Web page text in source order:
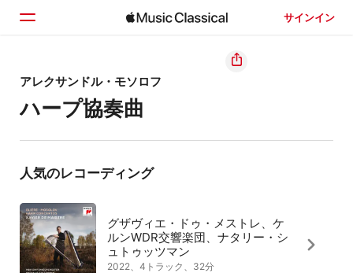
サインイン
ホーム
見つける
検索
アレクサンドル・モソロフ
ハープ協奏曲
人気のレコーディング
グザヴィエ・ドゥ・メストレ、ケ
ルンWDR交響楽団、ナタリー・シ
ュトゥッツマン
2022、4トラック、32分